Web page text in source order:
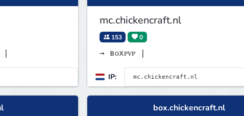
|
mc.chickencraft.nl
153 0
→ ʙᴏxᴘᴠᴘ |
IP:
box.chickencraft.nl